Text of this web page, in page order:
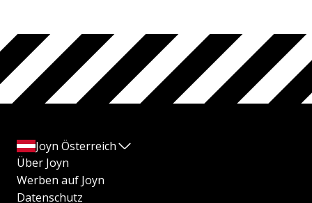
Joyn Österreich
Über Joyn
Werben auf Joyn
Datenschutz